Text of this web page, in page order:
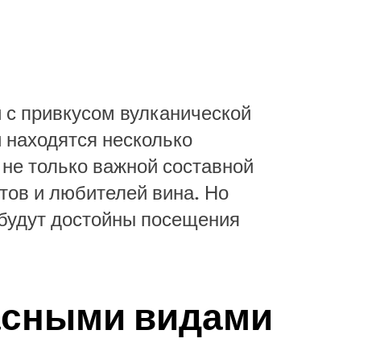
привкусом вулканической
несколько
только важной составной
и любителей вина. Но
достойны посещения
видами